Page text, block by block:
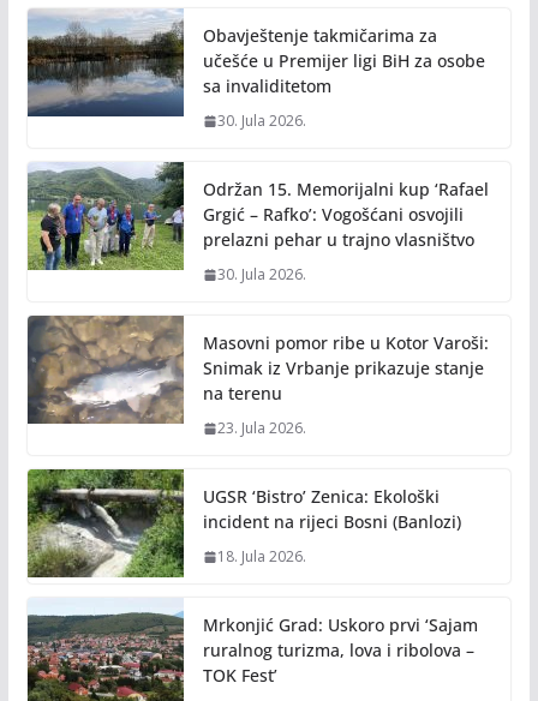
Obavještenje takmičarima za
učešće u Premijer ligi BiH za osobe
sa invaliditetom
30. Jula 2026.
Održan 15. Memorijalni kup ‘Rafael
Grgić – Rafko’: Vogošćani osvojili
prelazni pehar u trajno vlasništvo
30. Jula 2026.
Masovni pomor ribe u Kotor Varoši:
Snimak iz Vrbanje prikazuje stanje
na terenu
23. Jula 2026.
UGSR ‘Bistro’ Zenica: Ekološki
incident na rijeci Bosni (Banlozi)
18. Jula 2026.
Mrkonjić Grad: Uskoro prvi ‘Sajam
ruralnog turizma, lova i ribolova –
TOK Fest’